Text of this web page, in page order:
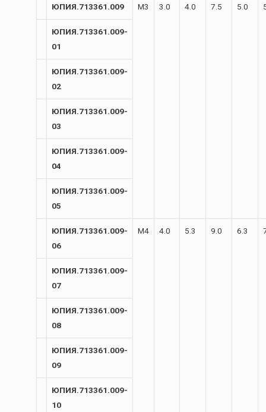
ЮПИЯ.713361.009 М3 3.0 4.0 7.5 5.0
ЮПИЯ.713361.009-
01
ЮПИЯ.713361.009-
02
ЮПИЯ.713361.009-
03
ЮПИЯ.713361.009-
04
ЮПИЯ.713361.009-
05
ЮПИЯ.713361.009-
06
М4 4.0 5.3 9.0 6.3
ЮПИЯ.713361.009-
07
ЮПИЯ.713361.009-
08
ЮПИЯ.713361.009-
09
ЮПИЯ.713361.009-
10